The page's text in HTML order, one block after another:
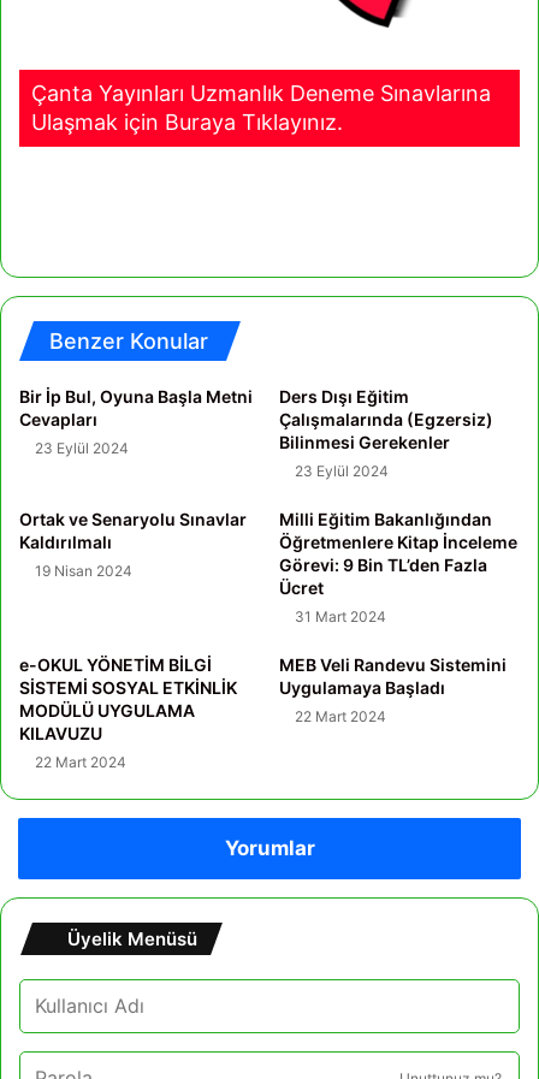
Çanta Yayınları Uzmanlık Deneme Sınavlarına
Ulaşmak için Buraya Tıklayınız.
Benzer Konular
Bir İp Bul, Oyuna Başla Metni
Cevapları
23 Eylül 2024
Ders Dışı Eğitim
Çalışmalarında (Egzersiz)
Bilinmesi Gerekenler
23 Eylül 2024
Ortak ve Senaryolu Sınavlar
Kaldırılmalı
19 Nisan 2024
Milli Eğitim Bakanlığından
Öğretmenlere Kitap İnceleme
Görevi: 9 Bin TL’den Fazla
Ücret
31 Mart 2024
e-OKUL YÖNETİM BİLGİ
SİSTEMİ SOSYAL ETKİNLİK
MODÜLÜ UYGULAMA
KILAVUZU
22 Mart 2024
MEB Veli Randevu Sistemini
Uygulamaya Başladı
22 Mart 2024
Yorumlar
Üyelik Menüsü